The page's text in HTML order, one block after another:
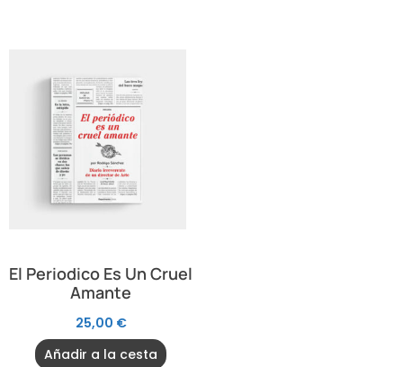
El Periodico Es Un Cruel
Amante
25,00 €
Añadir a la cesta